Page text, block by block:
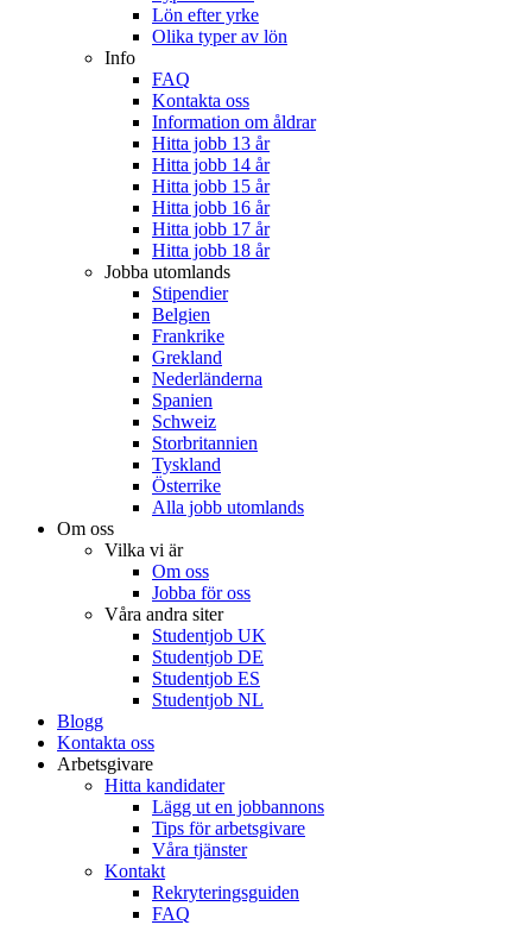
Lön efter yrke
Olika typer av lön
Info
FAQ
Kontakta oss
Information om åldrar
Hitta jobb 13 år
Hitta jobb 14 år
Hitta jobb 15 år
Hitta jobb 16 år
Hitta jobb 17 år
Hitta jobb 18 år
Jobba utomlands
Stipendier
Belgien
Frankrike
Grekland
Nederländerna
Spanien
Schweiz
Storbritannien
Tyskland
Österrike
Alla jobb utomlands
Om oss
Vilka vi är
Om oss
Jobba för oss
Våra andra siter
Studentjob UK
Studentjob DE
Studentjob ES
Studentjob NL
Blogg
Kontakta oss
Arbetsgivare
Hitta kandidater
Lägg ut en jobbannons
Tips för arbetsgivare
Våra tjänster
Kontakt
Rekryteringsguiden
FAQ